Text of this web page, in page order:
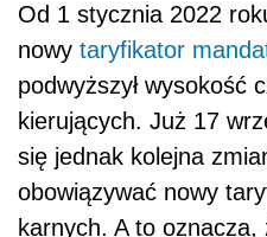
Od 1 stycznia 2022
nowy taryfikator
podwyższył wysokość
kierujących. Już 17
się jednak kolejna
obowiązywać nowy
karnych. A to